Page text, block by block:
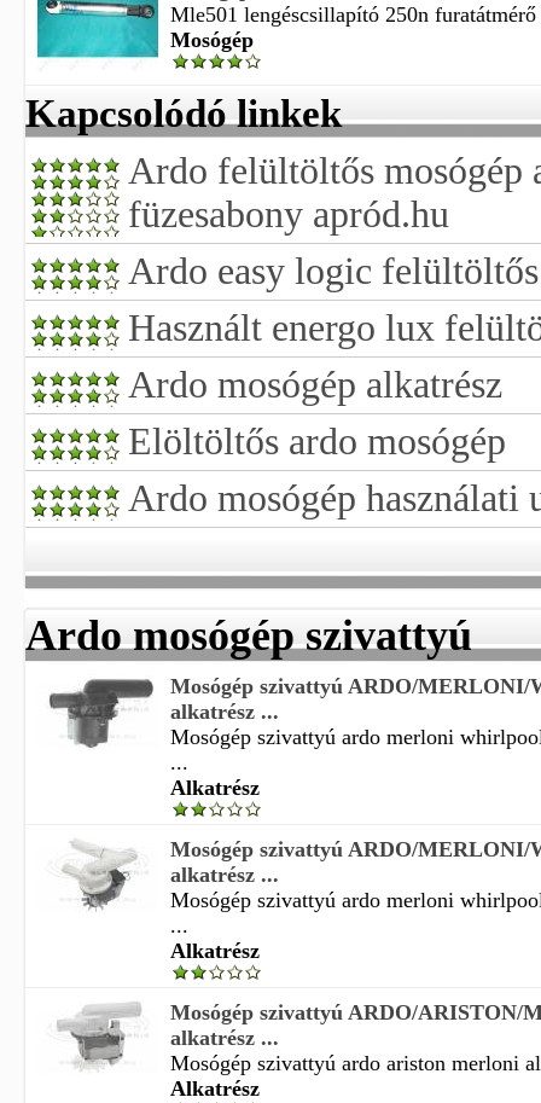
Mle501 lengéscsillapító 250n
Mosógép
Kapcsolódó linkek
Ardo felültöltős mosógép
füzesabony apród.hu
Ardo easy logic
Használt energo lux
Ardo mosógép alkatrész
Elöltöltős ardo mosógép
Ardo mosógép használati
Ardo mosógép szivattyú
Mosógép szivattyú ARDO/
alkatrész ...
Mosógép szivattyú ardo merloni
...
Alkatrész
Mosógép szivattyú ARDO/
alkatrész ...
Mosógép szivattyú ardo merloni
...
Alkatrész
Mosógép szivattyú ARDO/ARISTON/
alkatrész ...
Mosógép szivattyú ardo ariston merloni
Alkatrész